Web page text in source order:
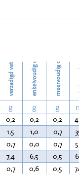
verzadigd vet enkelvoudig onverzadigd vet meervoudig onverzadigd vet
g g g
0,2 0,2 0,2
1,5 1,0 0,7
0,7 0,0 0,7
7,4 6,5 0,5
0,7 0,6 0,5